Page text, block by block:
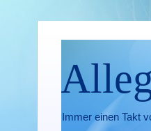
Immer einen Takt